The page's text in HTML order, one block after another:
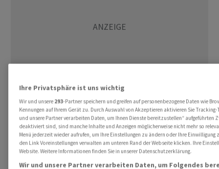
ASIEN: - KURSGEWINNE - Die wichtigsten Aktienmärkte
in Asien sind mit Kursgewinnen in die neue Woche
gestartet. Der Leitindex Nikkei 225 legte am Montag im
späten Handel um 0,9 Prozent zu. Der CSI 300 , der die
Aktienkurse der grössten Unternehmen an den Börsen
Ihre Privatsphäre ist uns wichtig
Wir und unsere 293-Partner speichern und greifen auf personenbezogene Daten wie
Kennungen auf Ihrem Gerät zu. Durch Auswahl von Akzeptieren aktivieren Sie
und unsere Partner verarbeiten Daten, um Ihnen Dienste bereitzustellen“ aufgeführten
deaktiviert sind, sind manche Inhalte und Anzeigen möglicherweise nicht mehr so
Menü jederzeit wieder aufrufen, um Ihre Einstellungen zu ändern oder Ihre Einwilligung
den Link Voreinstellungen verwalten am unteren Rand der Webseite klicken. Ihre
Website. Weitere Informationen finden Sie in unserer Datenschutzerklärung.
Wir und unsere Partner verarbeiten Daten, um Folgendes